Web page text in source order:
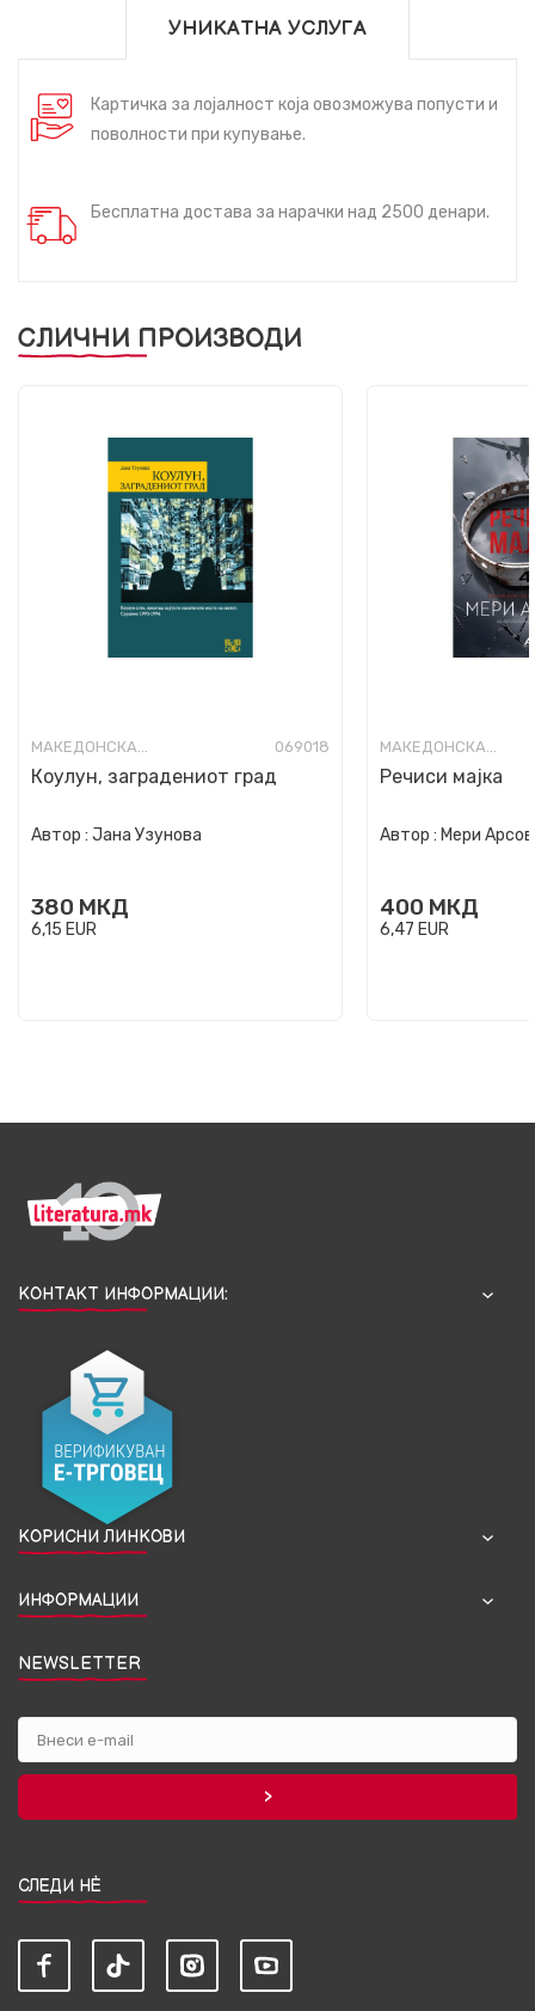
УНИКАТНА УСЛУГА
Картичка за лојалност која овозможува попусти и
поволности при купување.
Бесплатна достава за нарачки над 2500 денари.
СЛИЧНИ ПРОИЗВОДИ
МАКЕДОНСКА КНИЖЕВНОСТ 069018
Коулун, заградениот град
Автор : Јана Узунова
380 МКД
6,15 EUR
МАКЕДОНСКА КНИЖЕВНОСТ
Речиси мајка
Автор : Мери
400 МКД
6,47 EUR
КОНТАКТ ИНФОРМАЦИИ:
КОРИСНИ ЛИНКОВИ
ИНФОРМАЦИИ
NEWSLETTER
СЛЕДИ НЀ